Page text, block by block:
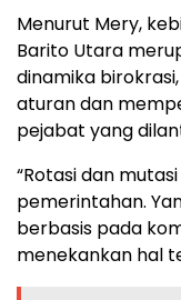
Menurut Mery,
Barito Utara
dinamika
aturan dan
pejabat yang
“Rotasi dan
pemerintahan.
berbasis pada
menekankan hal